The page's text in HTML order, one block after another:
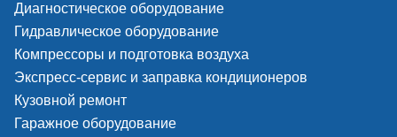
Диагностическое оборудование
Гидравлическое оборудование
Компрессоры и подготовка воздуха
Экспресс-сервис и заправка кондиционеров
Кузовной ремонт
Гаражное оборудование